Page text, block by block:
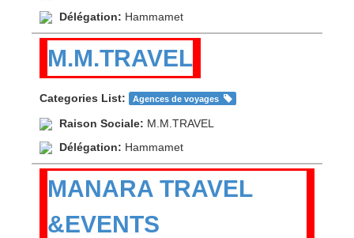
Délégation: Hammamet
M.M.TRAVEL
Categories List: Agences de voyages
Raison Sociale: M.M.TRAVEL
Délégation: Hammamet
MANARA TRAVEL
&EVENTS